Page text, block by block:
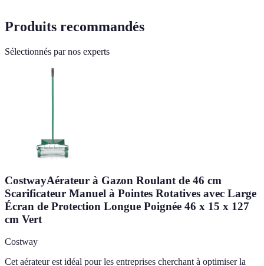
Produits recommandés
Sélectionnés par nos experts
CostwayAérateur à Gazon Roulant de 46 cm
Scarificateur Manuel à Pointes Rotatives avec Large
Écran de Protection Longue Poignée 46 x 15 x 127
cm Vert
Costway
Cet aérateur est idéal pour les entreprises cherchant à optimiser la